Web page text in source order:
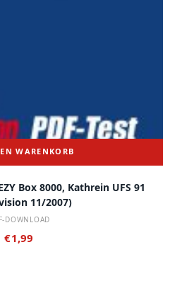
WARENKORB
Box 8000, Kathrein UFS 91
11/2007)
DOWNLOAD
€1,99